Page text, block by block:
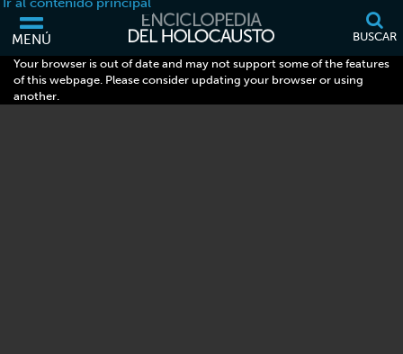
MENÚ BUSCAR
Your browser is out of date and may not support some of the features
of this webpage. Please consider updating your browser or using
another.